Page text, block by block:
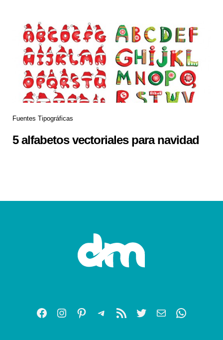
Fuentes Tipográficas
5 alfabetos vectoriales para navidad